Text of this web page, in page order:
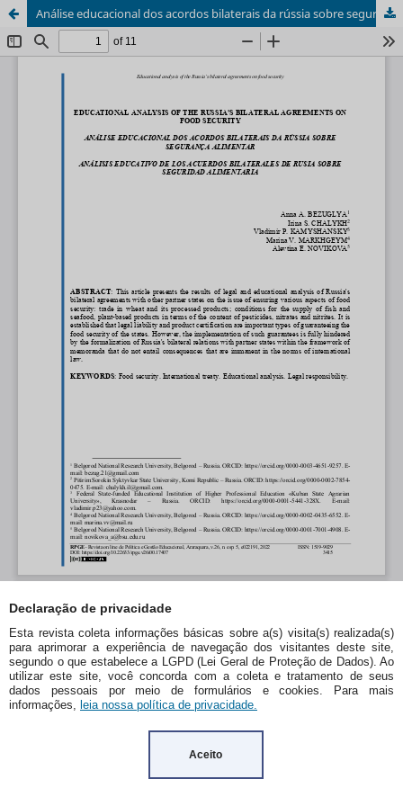
Declaração de privacidade
Esta revista coleta informações básicas sobre a(s) visita(s) realizada(s)
para aprimorar a experiência de navegação dos visitantes deste site,
segundo o que estabelece a LGPD (Lei Geral de Proteção de Dados). Ao
utilizar este site, você concorda com a coleta e tratamento de seus
dados pessoais por meio de formulários e cookies. Para mais
informações, leia nossa política de privacidade.
Aceito
Análise educacional dos acordos bilaterais da rússia sobre segurança alimentar